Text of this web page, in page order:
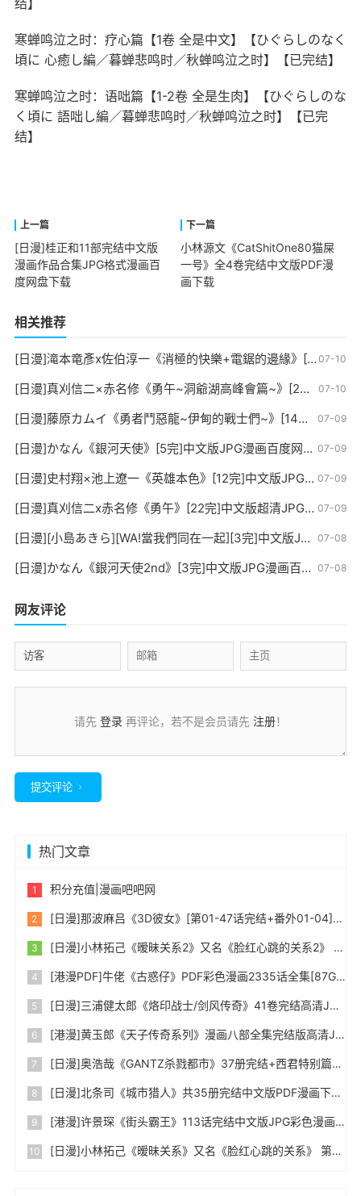
结】
寒蝉鸣泣之时：疗心篇【1卷 全是中文】【ひぐらしのなく
頃に 心癒し編／暮蝉悲鸣时／秋蝉鸣泣之时】【已完结】
寒蝉鸣泣之时：语咄篇【1-2卷 全是生肉】【ひぐらしのな
く頃に 語咄し編／暮蝉悲鸣时／秋蝉鸣泣之时】【已完
结】
[日漫]桂正和11部完结中文版
漫画作品合集JPG格式漫画百
度网盘下载
小林源文《CatShitOne80猫屎
一号》全4卷完结中文版PDF漫
画下载
相关推荐
07-10
[日漫]滝本竜彥x佐伯淳一《消極的快樂+電鋸的邊緣》[2完]中文版JPG漫画下载
07-10
[日漫]真刈信二×赤名修《勇午~洞爺湖高峰會篇~》[2完]中文版JPG漫画百度网盘下载
07-09
[日漫]藤原カムイ《勇者鬥惡龍~伊甸的戰士們~》[14完]中文版JPG漫画百度网盘下载
07-09
[日漫]かなん《銀河天使》[5完]中文版JPG漫画百度网盘下载
07-09
[日漫]史村翔×池上遼一《英雄本色》[12完]中文版JPG漫画百度网盘下载
07-09
[日漫]真刈信二x赤名修《勇午》[22完]中文版超清JPG漫画百度网盘下载
07-08
[日漫][小島あきら][WA!當我們同在一起][3完]中文版JPG漫画百度网盘下载
07-08
[日漫]かなん《銀河天使2nd》[3完]中文版JPG漫画百度云盘下载
网友评论
提交评论
热门文章
积分充值|漫画吧吧网
[日漫]那波麻吕《3D彼女》[第01-47话完结+番外01-04]中文版PDF+mobi双格式漫画百度网盘下载
[日漫]小林拓己《暧昧关系2》又名《脸红心跳的关系2》 第01-06卷完中文PDF+mobi漫画下载
[港漫PDF]牛佬《古惑仔》PDF彩色漫画2335话全集[87G超大]百度网盘下载
[日漫]三浦健太郎《烙印战士/剑风传奇》41卷完结高清JPG漫画下载
[港漫]黄玉郎《天子传奇系列》漫画八部全集完结版高清JPG漫画百度网盘下载
[日漫]奥浩哉《GANTZ杀戮都市》37册完结+西君特别篇中文版PDF漫画百度网盘下载
[日漫]北条司《城市猎人》共35册完结中文版PDF漫画下载
[港漫]许景琛《街头霸王》113话完结中文版JPG彩色漫画下载
[日漫]小林拓己《暧昧关系》又名《脸红心跳的关系》 第01-06卷完中文PDF+mobi漫画下载
请先 登录再评论，若不是会员请先 注册！